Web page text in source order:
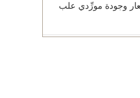
وجودة مورِّدي علب